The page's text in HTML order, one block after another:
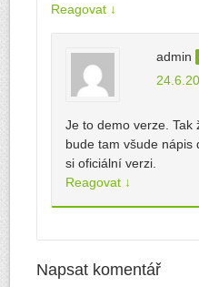
Reagovat ↓
admin
Je to demo verze. Tak
bude tam všude nápis
si oficiální verzi.
Reagovat ↓
Napsat komentář